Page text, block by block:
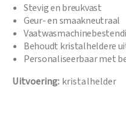
Stevig en breukvast
Geur- en smaakneutraal
Behoudt kristalheldere
Personaliseerbaar met
Uitvoering: kristalhelder